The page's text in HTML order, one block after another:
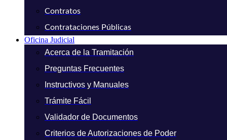
Contratos
Contrataciones Públicas
Oficina Judicial
Acerca de la Tramitación
Preguntas Frecuentes
Instructivos y Manuales
Trámite Fácil
Validador de Documentos
Criterios de Autorizaciones de Poder